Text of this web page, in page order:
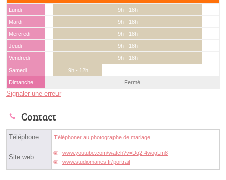
Lundi
9h - 18h
Mardi
9h - 18h
Mercredi
9h - 18h
Jeudi
9h - 18h
Vendredi
9h - 18h
Samedi
9h - 12h
Dimanche
Fermé
Signaler une erreur
Contact
Téléphone Téléphoner au photographe de mariage
Site web
www.youtube.com/watch?v=Dq2-4wogLm8
www.studiomanes.fr/portrait